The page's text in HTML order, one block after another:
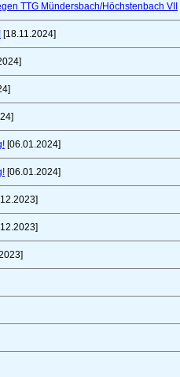
TTG Mündersbach/Höchstenbach VII
[18.11.2024]
[06.01.2024]
[06.01.2024]